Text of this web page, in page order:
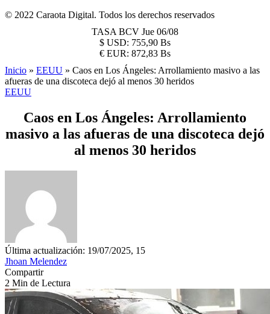
© 2022 Caraota Digital. Todos los derechos reservados
TASA BCV Jue 06/08
$ USD: 755,90 Bs
€ EUR: 872,83 Bs
Inicio » EEUU » Caos en Los Ángeles: Arrollamiento masivo a las
afueras de una discoteca dejó al menos 30 heridos
EEUU
Caos en Los Ángeles: Arrollamiento
masivo a las afueras de una discoteca dejó
al menos 30 heridos
Última actualización: 19/07/2025, 15
Jhoan Melendez
Compartir
2 Min de Lectura